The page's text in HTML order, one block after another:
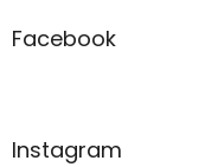
Facebook
Instagram